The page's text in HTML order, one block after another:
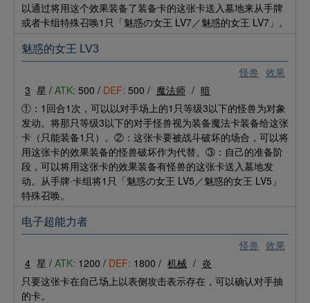
以通过将用这个效果装备了装备卡的这张卡送入墓地来从手牌
或者卡组特殊召唤1只「魅惑の女王 LV7／魅惑的女王 LV7」。
怪兽 效果
魅惑的女王 LV3
3 星 / ATK: 500 / DEF: 500 / 魔法师 / 暗
①：1回合1次，可以以对手场上的1只等级3以下的怪兽为对象
发动。将那只等级3以下的对手怪兽视为装备魔法卡装备给这张
卡（只能装备1只）。②：这张卡要被战斗破坏的场合，可以将
用这张卡的效果装备的怪兽破坏作为代替。③：自己的准备阶
段，可以将用这张卡的效果装备有怪兽的这张卡送入墓地发
动。从手牌·卡组将1只「魅惑の女王 LV5／魅惑的女王 LV5」
特殊召唤。
怪兽 效果
电子超能力者
4 星 / ATK: 1200 / DEF: 1800 / 机械 / 炎
只要这张卡在自己场上以表侧攻击表示存在，可以确认对手抽
的卡。